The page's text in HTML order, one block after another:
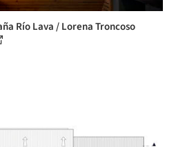
Río Lava / Lorena Troncoso